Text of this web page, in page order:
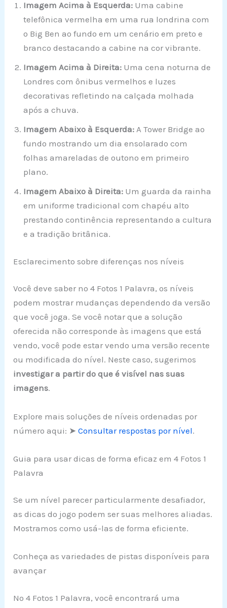
Imagem Acima à Esquerda: Uma cabine
telefônica vermelha em uma rua londrina com
o Big Ben ao fundo em um cenário em preto e
branco destacando a cabine na cor vibrante.
Imagem Acima à Direita: Uma cena noturna de
Londres com ônibus vermelhos e luzes
decorativas refletindo na calçada molhada
após a chuva.
Imagem Abaixo à Esquerda: A Tower Bridge ao
fundo mostrando um dia ensolarado com
folhas amareladas de outono em primeiro
plano.
Imagem Abaixo à Direita: Um guarda da rainha
em uniforme tradicional com chapéu alto
prestando continência representando a cultura
e a tradição britânica.
Esclarecimento sobre diferenças nos níveis
Você deve saber no 4 Fotos 1 Palavra, os níveis
podem mostrar mudanças dependendo da versão
que você joga. Se você notar que a solução
oferecida não corresponde às imagens que está
vendo, você pode estar vendo uma versão recente
ou modificada do nível. Neste caso, sugerimos
investigar a partir do que é visível nas suas
imagens.
Explore mais soluções de níveis ordenadas por
número aqui: ➤Consultar respostas por nível.
Guia para usar dicas de forma eficaz em 4 Fotos 1
Palavra
Se um nível parecer particularmente desafiador,
as dicas do jogo podem ser suas melhores aliadas.
Mostramos como usá-las de forma eficiente.
Conheça as variedades de pistas disponíveis para
avançar
No 4 Fotos 1 Palavra, você encontrará uma